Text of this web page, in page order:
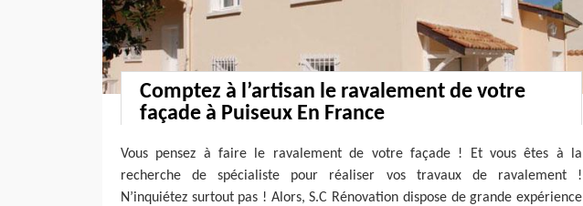
Comptez à l’artisan le ravalement de votre
façade à Puiseux En France
Vous pensez à faire le ravalement de votre façade ! Et vous êtes à la
recherche de spécialiste pour réaliser vos travaux de ravalement !
N’inquiétez surtout pas ! Alors, S.C Rénovation dispose de grande expérience